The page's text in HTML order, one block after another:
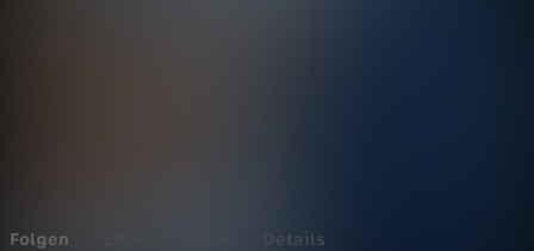
Folgen Details